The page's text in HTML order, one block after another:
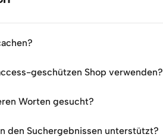
geschützen Shop verwenden?
Worten gesucht?
den Suchergebnissen unterstützt?